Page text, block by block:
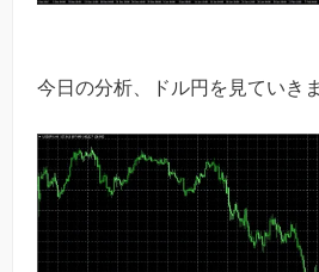
今日の分析、ドル円を見ていきま